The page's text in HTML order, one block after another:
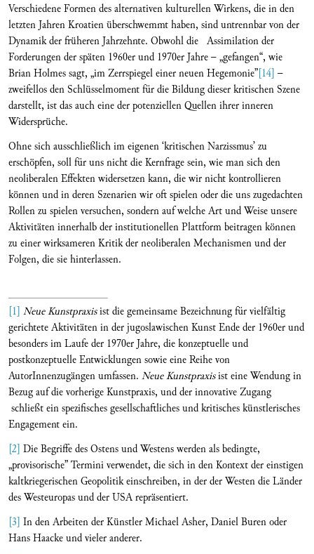
Verschiedene Formen des alternativen kulturellen Wirkens, die in den
letzten Jahren Kroatien überschwemmt haben, sind untrennbar von der
Dynamik der früheren Jahrzehnte. Obwohl die Assimilation der
Forderungen der späten 1960er und 1970er Jahre – „gefangen“, wie
Brian Holmes sagt, „im Zerrspiegel einer neuen Hegemonie”[14] –
zweifellos den Schlüsselmoment für die Bildung dieser kritischen Szene
darstellt, ist das auch eine der potenziellen Quellen ihrer inneren
Widersprüche.
Ohne sich ausschließlich im eigenen ‘kritischen Narzissmus’ zu
erschöpfen, soll für uns nicht die Kernfrage sein, wie man sich den
neoliberalen Effekten widersetzen kann, die wir nicht kontrollieren
können und in deren Szenarien wir oft spielen oder die uns zugedachten
Rollen zu spielen versuchen, sondern auf welche Art und Weise unsere
Aktivitäten innerhalb der institutionellen Plattform beitragen können
zu einer wirksameren Kritik der neoliberalen Mechanismen und der
Folgen, die sie hinterlassen.
[1] Neue Kunstpraxisist die gemeinsame Bezeichnung für vielfältig
gerichtete Aktivitäten in der jugoslawischen Kunst Ende der 1960er und
besonders im Laufe der 1970er Jahre, die konzeptuelle und
postkonzeptuelle Entwicklungen sowie eine Reihe von
AutorInnenzugängen umfassen. Neue Kunstpraxisist eine Wendung in
Bezug auf die vorherige Kunstpraxis, und der innovative Zugang
schließt ein spezifisches gesellschaftliches und kritisches künstlerisches
Engagement ein.
[2] Die Begriffe des Ostens und Westens werden als bedingte,
„provisorische” Termini verwendet, die sich in den Kontext der einstigen
kaltkriegerischen Geopolitik einschreiben, in der der Westen die Länder
des Westeuropas und der USA repräsentiert.
[3] In den Arbeiten der Künstler Michael Asher, Daniel Buren oder
Hans Haacke und vieler anderer.